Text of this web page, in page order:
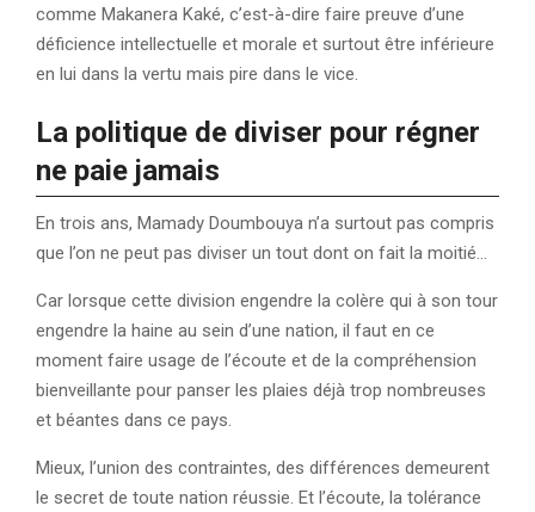
comme Makanera Kaké, c’est-à-dire faire preuve d’une
déficience intellectuelle et morale et surtout être inférieure
en lui dans la vertu mais pire dans le vice.
La politique de diviser pour régner
ne paie jamais
En trois ans, Mamady Doumbouya n’a surtout pas compris
que l’on ne peut pas diviser un tout dont on fait la moitié…
Car lorsque cette division engendre la colère qui à son tour
engendre la haine au sein d’une nation, il faut en ce
moment faire usage de l’écoute et de la compréhension
bienveillante pour panser les plaies déjà trop nombreuses
et béantes dans ce pays.
Mieux, l’union des contraintes, des différences demeurent
le secret de toute nation réussie. Et l’écoute, la tolérance